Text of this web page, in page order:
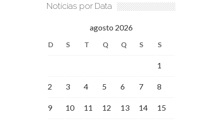
Notícias por Data
agosto 2026
D S T Q Q S S
1
2 3 4 5 6 7 8
9 10 11 12 13 14 15